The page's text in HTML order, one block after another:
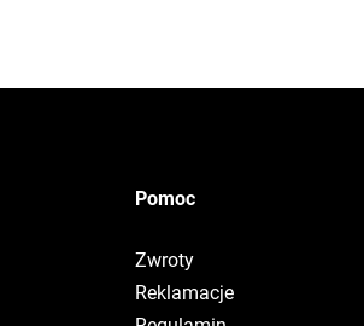
Pomoc
Zwroty
Reklamacje